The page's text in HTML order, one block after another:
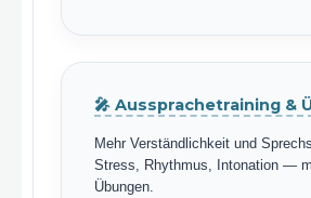
🎤 Aussprachetraining &
Mehr Verständlichkeit und
Stress, Rhythmus, Intonation —
Übungen.